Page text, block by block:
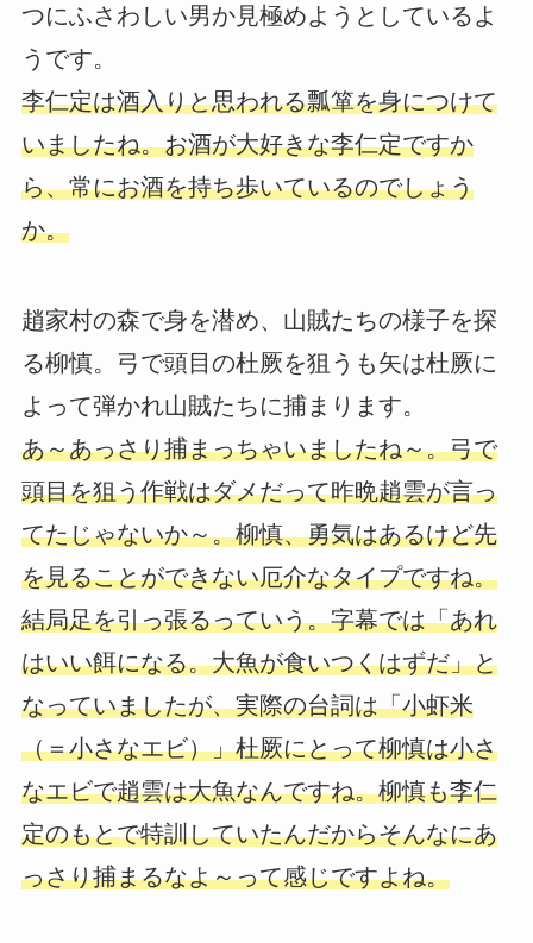
つにふさわしい男か見極めようとしているよ
うです。
李仁定は酒入りと思われる瓢箪を身につけて
いましたね。お酒が大好きな李仁定ですか
ら、常にお酒を持ち歩いているのでしょう
か。
趙家村の森で身を潜め、山賊たちの様子を探
る柳慎。弓で頭目の杜厥を狙うも矢は杜厥に
よって弾かれ山賊たちに捕まります。
あ～あっさり捕まっちゃいましたね～。弓で
頭目を狙う作戦はダメだって昨晩趙雲が言っ
てたじゃないか～。柳慎、勇気はあるけど先
を見ることができない厄介なタイプですね。
結局足を引っ張るっていう。字幕では「あれ
はいい餌になる。大魚が食いつくはずだ」と
なっていましたが、実際の台詞は「小虾米
（＝小さなエビ）」杜厥にとって柳慎は小さ
なエビで趙雲は大魚なんですね。柳慎も李仁
定のもとで特訓していたんだからそんなにあ
っさり捕まるなよ～って感じですよね。